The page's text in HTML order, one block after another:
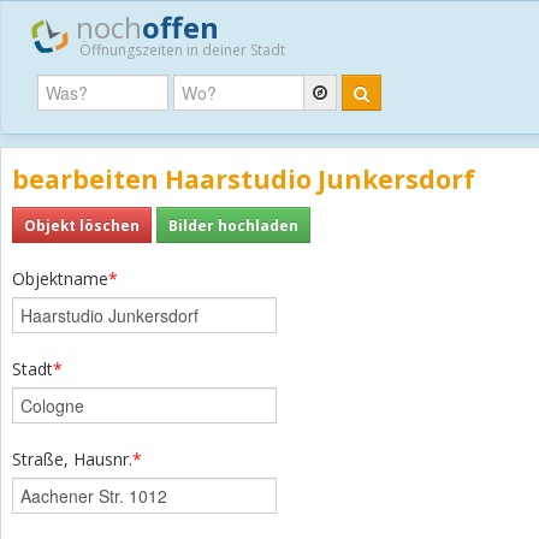
nochoffen
Öffnungszeiten in deiner Stadt
bearbeiten Haarstudio Junkersdorf
Objekt löschen Bilder hochladen
Objektname*
Stadt*
Straße, Hausnr.*